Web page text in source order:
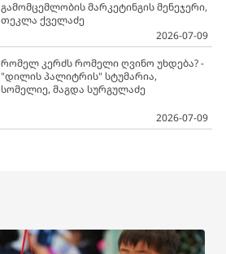
გამომცემლობის მარკეტინგის მენეჯერი,
თეკლა ქველაძე
2026-07-09
რომელ კერძს რომელი ღვინო უხდება? -
"დილის პალიტრის" სტუმარია,
სომელიე, მაგდა სურგულაძე
2026-07-09